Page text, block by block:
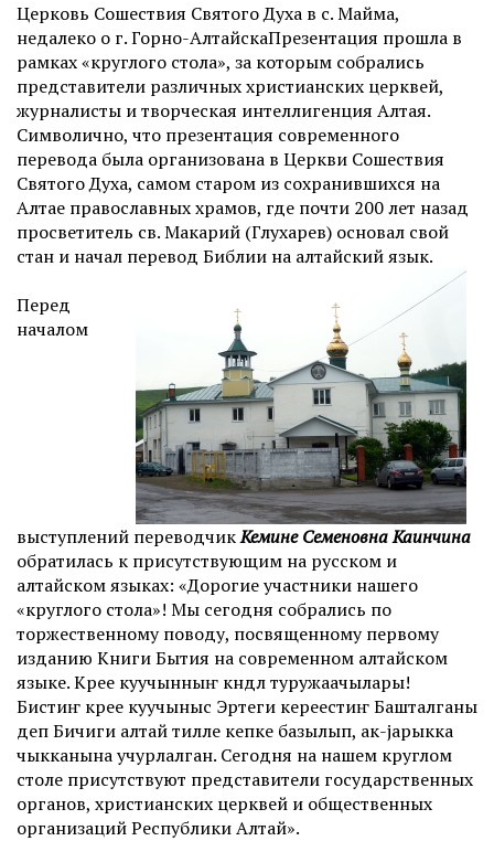
Церковь Сошествия Святого Духа в с. Майма,
недалеко о г. Горно-АлтайскаПрезентация прошла в
рамках «круглого стола», за которым собрались
представители различных христианских церквей,
журналисты и творческая интеллигенция Алтая.
Символично, что презентация современного
перевода была организована в Церкви Сошествия
Святого Духа, самом старом из сохранившихся на
Алтае православных храмов, где почти 200 лет назад
просветитель св. Макарий (Глухарев) основал свой
стан и начал перевод Библии на алтайский язык.
Перед
началом
выступлений переводчикКемине Семеновна Каинчина
обратилась к присутствующим на русском и
алтайском языках: «Дорогие участники нашего
«круглого стола»! Мы сегодня собрались по
торжественному поводу, посвященному первому
изданию Книги Бытия на современном алтайском
языке. Кӱрее куучынныҥ кӱндӱлӱ туружаачылары!
Бистиҥ кӱрее куучыныс Эртеги кереестиҥ Башталганы
деп Бичиги алтай тилле кепке базылып, ак-јарыкка
чыкканына учурлалган. Сегодня на нашем круглом
столе присутствуют представители государственных
органов, христианских церквей и общественных
организаций Республики Алтай».